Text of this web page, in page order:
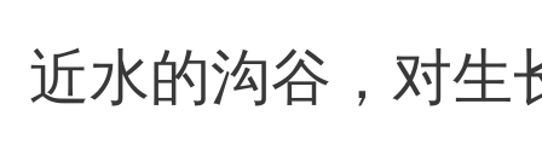
近水的沟谷，对生